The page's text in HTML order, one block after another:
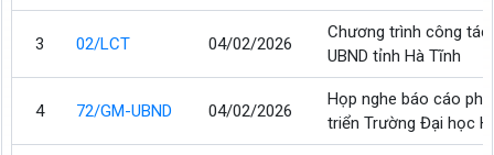
3 02/LCT 04/02/2026
Chương trình công
UBND tỉnh Hà Tĩnh
4 72/GM-UBND 04/02/2026
Họp nghe báo cáo
triển Trường Đại học